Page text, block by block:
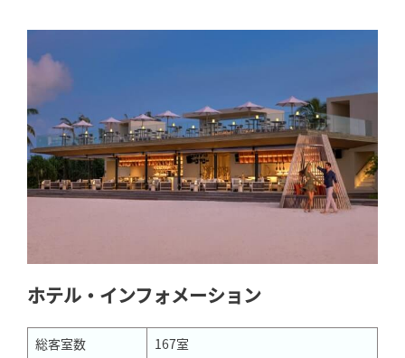
ホテル・インフォメーション
総客室数 167室